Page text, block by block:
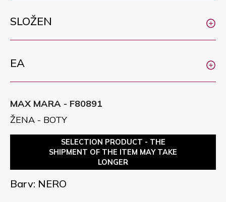
SLOŽEN
EA
MAX MARA - F80891
ŽENA - BOTY
SELECTION PRODUCT - THE
SHIPMENT OF THE ITEM MAY TAKE
LONGER
Barv: NERO